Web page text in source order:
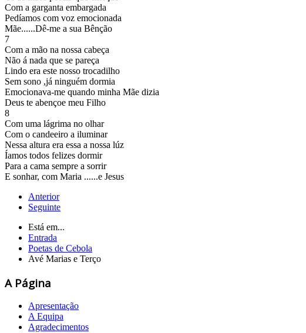
Com a garganta embargada
Pedíamos com voz emocionada
Mãe......Dê-me a sua Bênção
7
Com a mão na nossa cabeça
Não á nada que se pareça
Lindo era este nosso trocadilho
Sem sono ,já ninguém dormia
Emocionava-me quando minha Mãe dizia
Deus te abençoe meu Filho
8
Com uma lágrima no olhar
Com o candeeiro a iluminar
Nessa altura era essa a nossa lúz
Íamos todos felizes dormir
Para a cama sempre a sorrir
E sonhar, com Maria ......e Jesus
Anterior
Seguinte
Está em...
Entrada
Poetas de Cebola
Avé Marias e Terço
A Página
Apresentação
A Equipa
Agradecimentos